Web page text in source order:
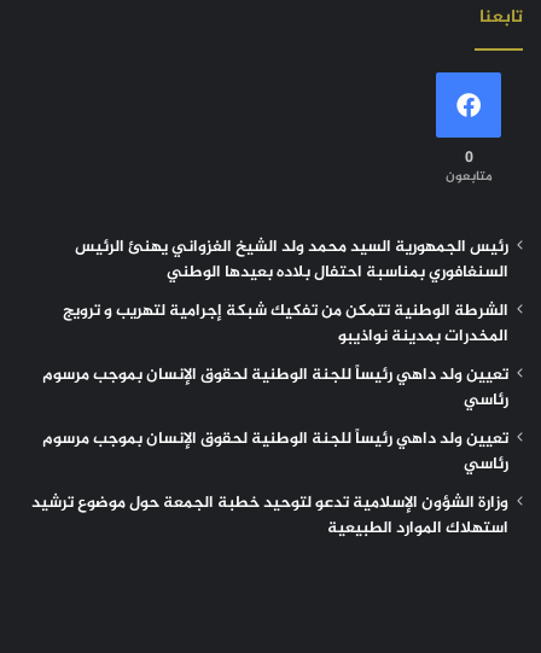
تابعنا
0
متابعون
رئيس الجمهورية السيد محمد ولد الشيخ الغزواني يهنئ الرئيس
السنغافوري بمناسبة احتفال بلاده بعيدها الوطني
الشرطة الوطنية تتمكن من تفكيك شبكة إجرامية لتهريب و ترويج
المخدرات بمدينة نواذيبو
تعيين ولد داهي رئيساً للجنة الوطنية لحقوق الإنسان بموجب مرسوم
رئاسي
تعيين ولد داهي رئيساً للجنة الوطنية لحقوق الإنسان بموجب مرسوم
رئاسي
وزارة الشؤون الإسلامية تدعو لتوحيد خطبة الجمعة حول موضوع ترشيد
استهلاك الموارد الطبيعية